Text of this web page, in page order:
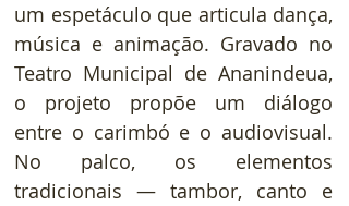
um espetáculo que articula dança,
música e animação. Gravado no
Teatro Municipal de Ananindeua,
o projeto propõe um diálogo
entre o carimbó e o audiovisual.
No palco, os elementos
tradicionais — tambor, canto e